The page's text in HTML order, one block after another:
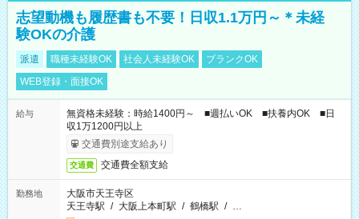
志望動機も履歴書も不要！日収1.1万円～＊未経
験OKの介護
派遣 職種未経験OK 社会人未経験OK
ブランクOK
WEB登録・面接OK
給与
無資格未経験：時給1400円～ ■週払いOK ■扶養内OK ■日
収1万1200円以上
交通費別途支給あり
交通費 交通費全額支給
勤務地
大阪市天王寺区
天王寺駅 / 大阪上本町駅 / 鶴橋駅 / …